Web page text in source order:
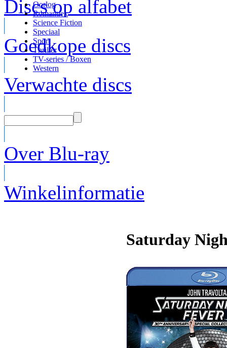
Discs op alfabet
Goedkope discs
Verwachte discs
Over Blu-ray
Winkelinformatie
Oorlog
Romantiek
Science Fiction
Speciaal
Sport
Thriller
TV-series / Boxen
Western
Saturday